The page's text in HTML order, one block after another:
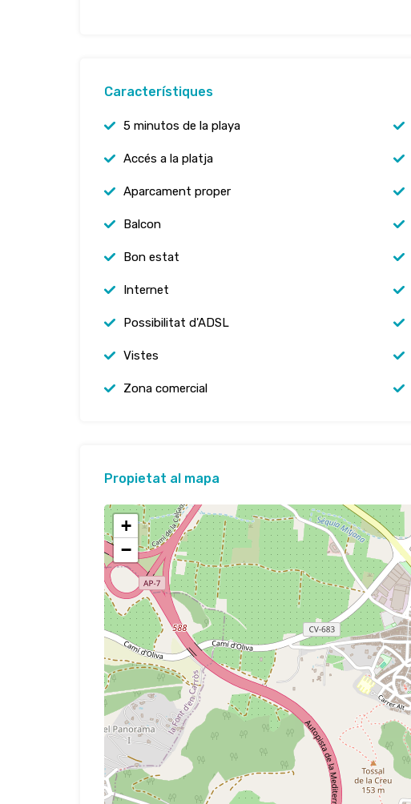
Característiques
5 minutos de la playa
Accés a la platja
Aparcament proper
Balcon
Bon estat
Internet
Possibilitat d'ADSL
Vistes
Zona comercial
Propietat al mapa
+
−